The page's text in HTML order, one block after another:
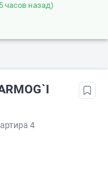
часов назад)
4